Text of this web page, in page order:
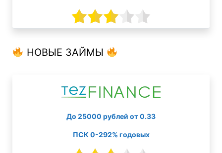
НОВЫЕ ЗАЙМЫ
До 25000 рублей от 0.33
ПСК 0-292% годовых